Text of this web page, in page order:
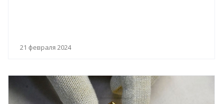
21 февраля 2024